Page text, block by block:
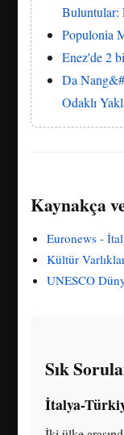
Buluntular:
Populonia
Enez'de 2
Da
Odaklı
Kaynakça
Euronews -
Kültür
UNESCO
Sık
İtalya-